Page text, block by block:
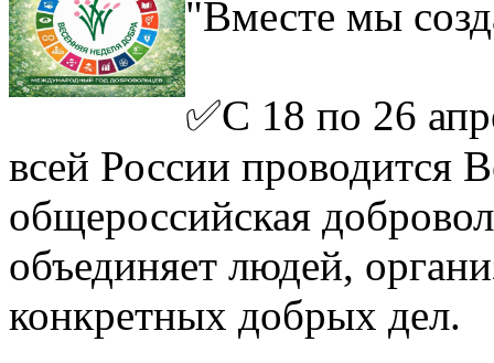
"Вместе мы
✅С 18 по 26
всей России проводится
общероссийская
объединяет людей,
конкретных добрых дел.